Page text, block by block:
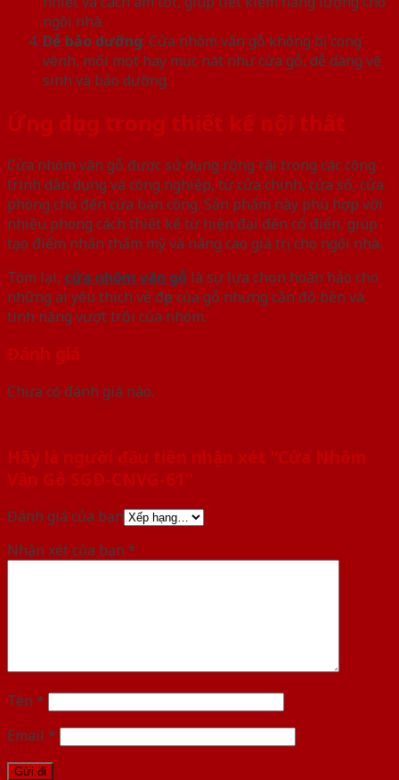
ngôi nhà.
Dễ bảo dưỡng: Cửa nhôm vân gỗ không bị cong
vênh, mối mọt hay mục nát như cửa gỗ, dễ dàng vệ
sinh và bảo dưỡng.
Ứng dụng trong thiết kế nội thất
Cửa nhôm vân gỗ được sử dụng rộng rãi trong các công
trình dân dụng và công nghiệp, từ cửa chính, cửa sổ, cửa
phòng cho đến cửa ban công. Sản phẩm này phù hợp với
nhiều phong cách thiết kế từ hiện đại đến cổ điển, giúp
tạo điểm nhấn thẩm mỹ và nâng cao giá trị cho ngôi nhà.
Tóm lại, cửa nhôm vân gỗ là sự lựa chọn hoàn hảo cho
những ai yêu thích vẻ đẹp của gỗ nhưng cần độ bền và
tính năng vượt trội của nhôm.
Đánh giá
Chưa có đánh giá nào.
Hãy là người đầu tiên nhận xét “Cửa Nhôm
Vân Gỗ SGD-CNVG-61”
Đánh giá của bạn
Nhận xét của bạn *
Tên *
Email *